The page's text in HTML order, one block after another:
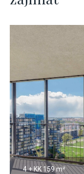
4 + KK159 m²